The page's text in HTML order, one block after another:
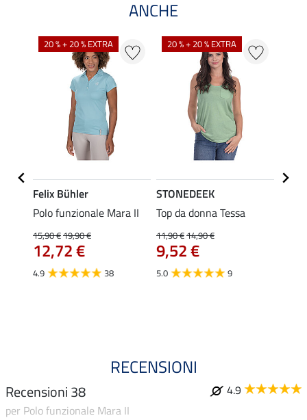
ANCHE
20 % + 20 % EXTRA
Felix Bühler
Polo funzionale Mara II
15,90 €19,90 €
12,72 €
4.9 38
20 % + 20 % EXTRA
STONEDEEK
Top da donna Tessa
11,90 €14,90 €
9,52 €
5.0 9
RECENSIONI
Recensioni 38
4.9
per Polo funzionale Mara II